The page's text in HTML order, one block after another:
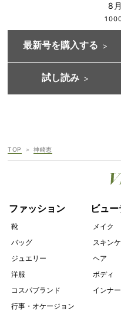
8
最新号を購入する
試し読み
TOP 神崎恵
ファッション
靴
バッグ
ジュエリー
洋服
コスパブランド
行事・オケージョン
ビュ
メイク
スキン
ヘア
ボディ
インナ